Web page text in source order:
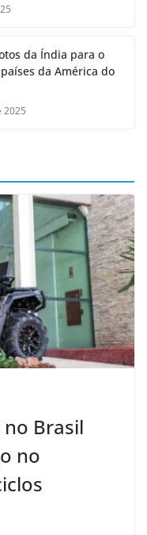
da Índia para o
da América do
2025
no Brasil
no